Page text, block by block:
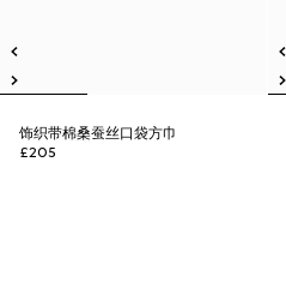
饰织带棉桑蚕丝口袋方巾
£205